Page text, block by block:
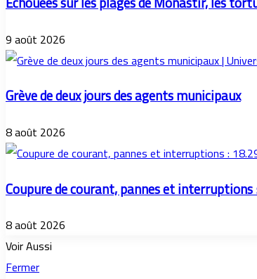
9 août 2026
Grève de deux jours des agents municipaux
8 août 2026
Coupure de courant, pannes et
8 août 2026
Voir Aussi
Fermer